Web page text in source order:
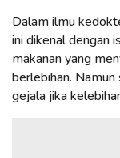
Dalam ilmu
ini dikenal dengan
makanan yang
berlebihan.
gejala jika